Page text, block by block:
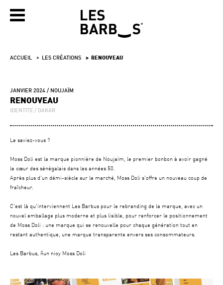
ACCUEIL LES CRÉATIONS RENOUVEAU
JANVIER 2024 NOUJAÏM
RENOUVEAU
IDENTITE DAKAR
Le saviez-vous ?
Moss Doli est la marque pionnière de Noujaïm, le premier bonbon à avoir gagné
le cœur des sénégalais dans les années 50.
Après plus d'un démi-siècle sur le marché, Moss Doli s'offre un nouveau coup de
fraîcheur.
C'est là qu'interviennent Les Barbus pour le rebranding de la marque, avec un
nouvel emballage plus moderne et plus lisible, pour renforcer le positionnement
de Moss Doli : une marque qui se renouvelle pour chaque génération tout en
restant authentique, une marque transparente envers ses consommateurs.
Les Barbus, ñun nioy Moss Doli